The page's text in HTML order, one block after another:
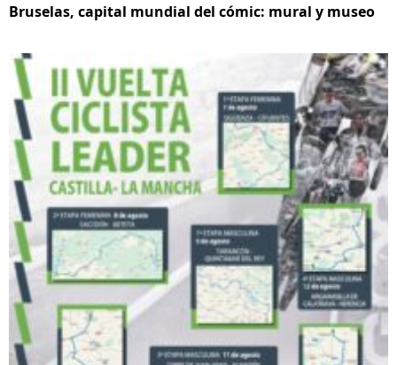
Bruselas, capital mundial del cómic: mural y museo